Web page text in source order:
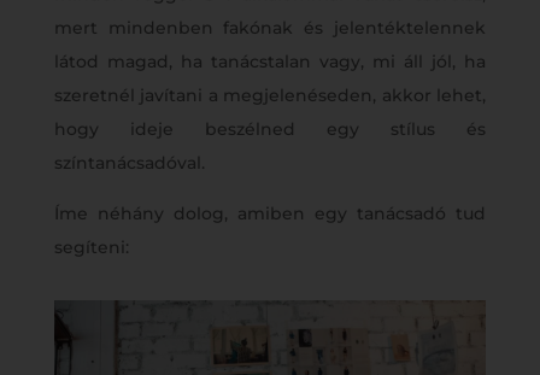
mert mindenben fakónak és jelentéktelennek
látod magad, ha tanácstalan vagy, mi áll jól, ha
szeretnél javítani a megjelenéseden, akkor lehet,
hogy ideje beszélned egy stílus és
színtanácsadóval.
Íme néhány dolog, amiben egy tanácsadó tud
segíteni: